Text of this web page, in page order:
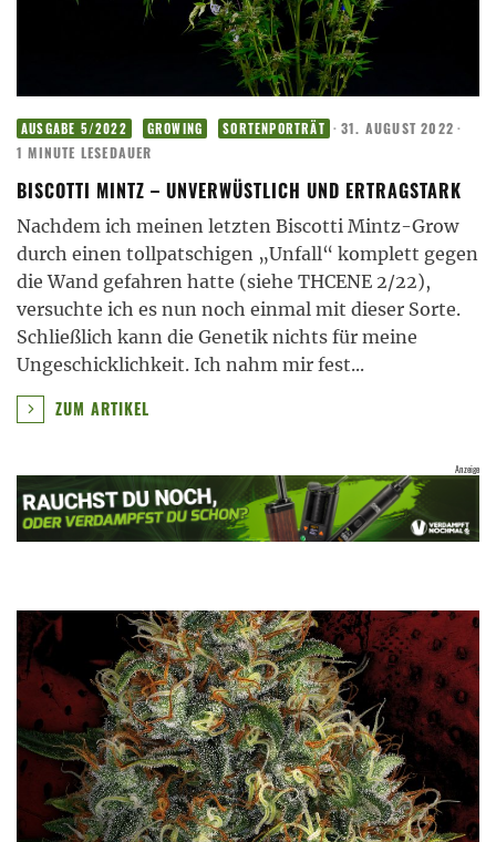
AUSGABE 5/2022 GROWING SORTENPORTRÄT · 31. AUGUST 2022 ·
1 MINUTE LESEDAUER
BISCOTTI MINTZ – UNVERWÜSTLICH UND ERTRAGSTARK
Nachdem ich meinen letzten Biscotti Mintz-Grow
durch einen tollpatschigen „Unfall“ komplett gegen
die Wand gefahren hatte (siehe THCENE 2/22),
versuchte ich es nun noch einmal mit dieser Sorte.
Schließlich kann die Genetik nichts für meine
Ungeschicklichkeit. Ich nahm mir fest...
ZUM ARTIKEL